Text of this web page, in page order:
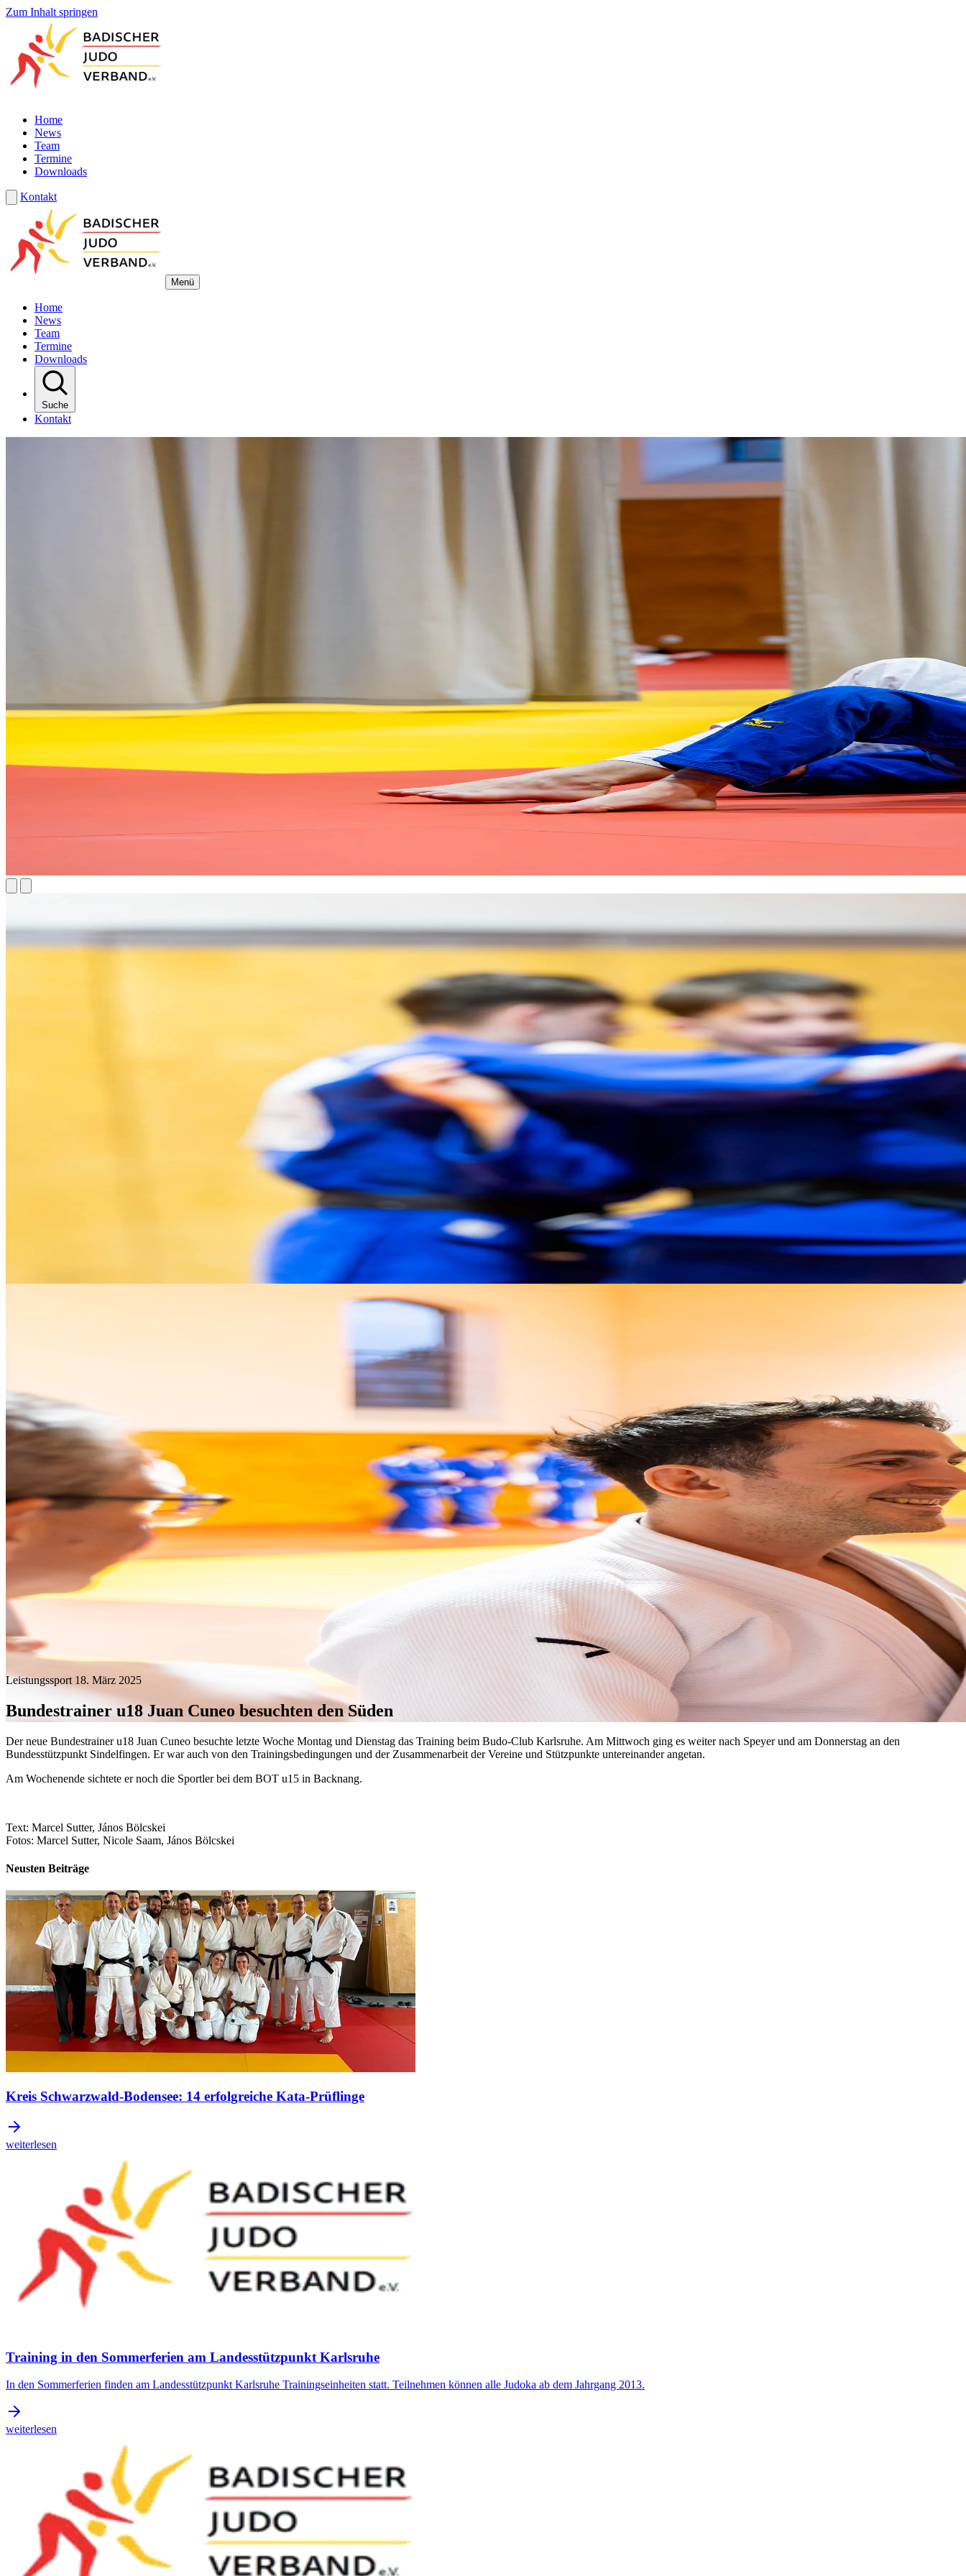
Zum Inhalt springen
Home
News
Team
Termine
Downloads
Kontakt
Menü
Home
News
Team
Termine
Downloads
Suche
Kontakt
Leistungssport 18. März 2025
Bundestrainer u18 Juan Cuneo besuchten den Süden
Der neue Bundestrainer u18 Juan Cuneo besuchte letzte Woche Montag und Dienstag das Training beim Budo-Club Karlsruhe. Am Mittwoch ging es weiter nach Speyer und am Donnerstag an den
Bundesstützpunkt Sindelfingen. Er war auch von den Trainingsbedingungen und der Zusammenarbeit der Vereine und Stützpunkte untereinander angetan.
Am Wochenende sichtete er noch die Sportler bei dem BOT u15 in Backnang.
Text: Marcel Sutter, János Bölcskei
Fotos: Marcel Sutter, Nicole Saam, János Bölcskei
Neusten Beiträge
Kreis Schwarzwald-Bodensee: 14 erfolgreiche Kata-Prüflinge
weiterlesen
Training in den Sommerferien am Landesstützpunkt Karlsruhe
In den Sommerferien finden am Landesstützpunkt Karlsruhe Trainingseinheiten statt. Teilnehmen können alle Judoka ab dem Jahrgang 2013.
weiterlesen